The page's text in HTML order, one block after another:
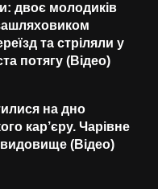
двоє молодиків
та стріляли у
потягу (Відео)
на дно
кар’єру. Чарівне
(Відео)